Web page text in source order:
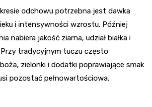
odchowu potrzebna jest dawka
i intensywności wzrostu. Później
nabiera jakość ziarna, udział białka i
Przy tradycyjnym tuczu często
zielonki i dodatki poprawiające smak
pozostać pełnowartościowa.